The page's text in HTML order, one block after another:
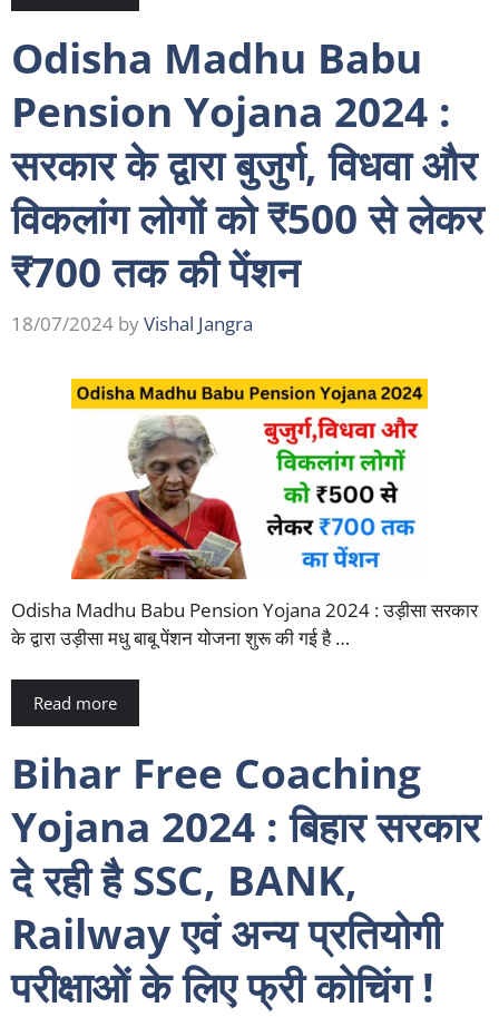
Odisha Madhu Babu
Pension Yojana 2024 :
सरकार के द्वारा बुजुर्ग, विधवा और
विकलांग लोगों को ₹500 से लेकर
₹700 तक की पेंशन
18/07/2024 byVishal Jangra
Odisha Madhu Babu Pension Yojana 2024 : उड़ीसा सरकार
के द्वारा उड़ीसा मधु बाबू पेंशन योजना शुरू की गई है …
Read more
Bihar Free Coaching
Yojana 2024 : बिहार सरकार
दे रही है SSC, BANK,
Railway एवं अन्य प्रतियोगी
परीक्षाओं के लिए फ्री कोचिंग !